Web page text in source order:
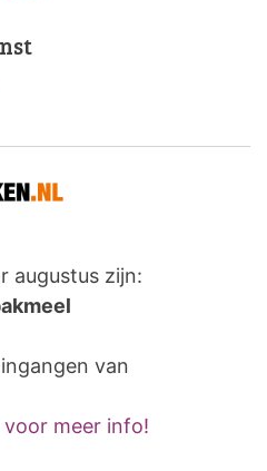
augustus zijn:
van
meer info!